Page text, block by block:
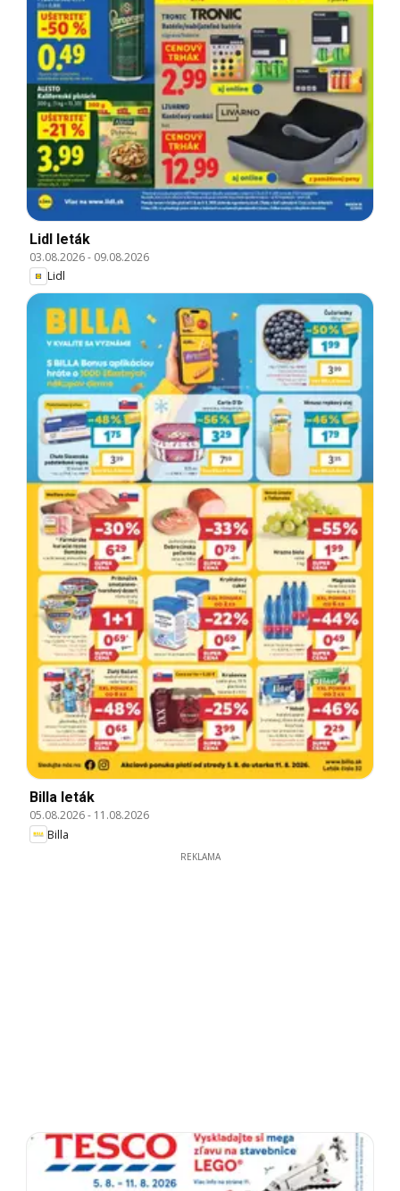
Lidl leták
03.08.2026- 09.08.2026
Lidl
Billa leták
05.08.2026- 11.08.2026
Billa
REKLAMA